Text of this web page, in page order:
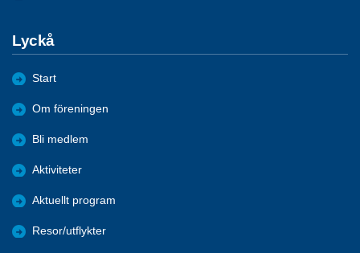
Lyckå
Start
Om föreningen
Bli medlem
Aktiviteter
Aktuellt program
Resor/utflykter